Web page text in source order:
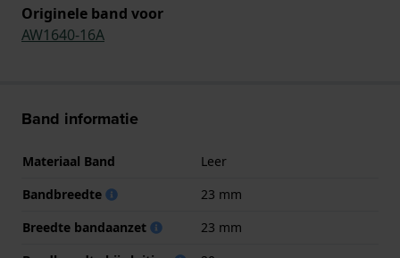
Originele band voor
AW1640-16A
Band informatie
Materiaal Band
Leer
Bandbreedte
23 mm
Breedte bandaanzet
23 mm